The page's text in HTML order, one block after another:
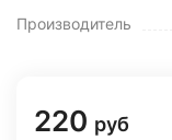
Производитель
220 руб